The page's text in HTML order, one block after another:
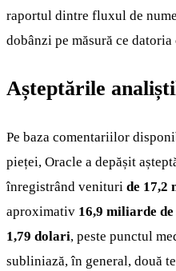
raportul dintre fluxul de
dobânzi pe măsură ce datoria
Așteptările
Pe baza comentariilor
pieței, Oracle a depășit
înregistrând venituri de 17,2
aproximativ 16,9 miliarde
1,79 dolari, peste punctul
subliniază, în general, două